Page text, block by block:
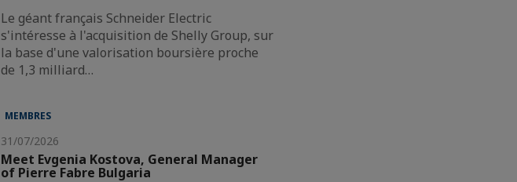
Le géant français Schneider Electric
s'intéresse à l'acquisition de Shelly Group, sur
la base d'une valorisation boursière proche
de 1,3 milliard…
MEMBRES
31/07/2026
Meet Evgenia Kostova, General Manager
of Pierre Fabre Bulgaria